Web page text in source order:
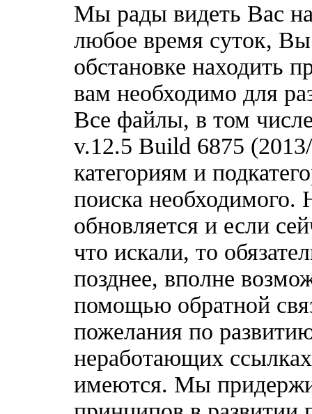
Мы рады видеть Вас
любое время суток,
обстановке находить
вам необходимо для
Все файлы, в том
v.12.5 Build 6875
категориям и
поиска необходимого.
обновляется и если
что искали, то
позднее, вполне
помощью обратной
пожелания по
неработающих
имеются. Мы